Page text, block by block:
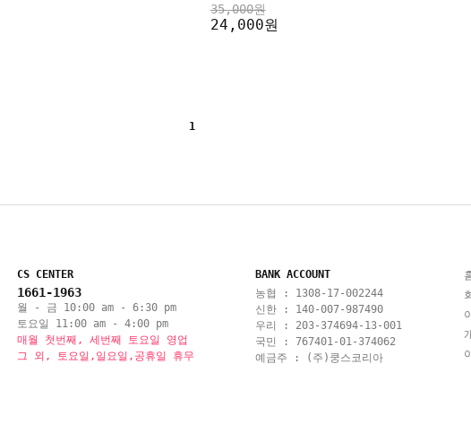
35,000원
24,000원
1
CS CENTER
1661-1963
월 - 금 10:00 am - 6:30 pm
토요일 11:00 am - 4:00 pm
매월 첫번째, 세번째 토요일 영업
그 외, 토요일,일요일,공휴일 휴무
BANK ACCOUNT
농협 : 1308-17-002244
신한 : 140-007-987490
우리 : 203-374694-13-001
국민 : 767401-01-374062
예금주 : (주)쿵스코리아